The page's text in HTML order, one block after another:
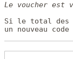
ENG
Le voucher est
Si le total des
un nouveau